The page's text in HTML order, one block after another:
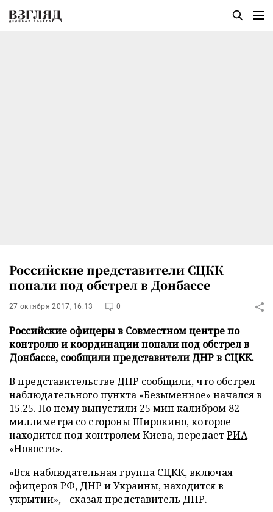
Российские представители СЦКК
попали под обстрел в Донбассе
27 октября 2017, 16:13 0
Российские офицеры в Совместном центре по
контролю и координации попали под обстрел в
Донбассе, сообщили представители ДНР в СЦКК.
В представительстве ДНР сообщили, что обстрел
наблюдательного пункта «Безыменное» начался в
15.25. По нему выпустили 25 мин калибром 82
миллиметра со стороны Широкино, которое
находится под контролем Киева, передаетРИА
«Новости».
«Вся наблюдательная группа СЦКК, включая
офицеров РФ, ДНР и Украины, находится в
укрытии», - сказал представитель ДНР.